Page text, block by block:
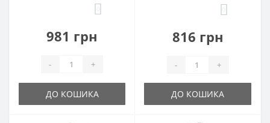
981 грн
- +
ДО КОШИКА
816 грн
- +
ДО КОШИКА